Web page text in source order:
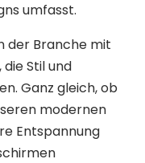
umfasst.
der Branche mit
Stil und
Ganz gleich, ob
modernen
Entspannung